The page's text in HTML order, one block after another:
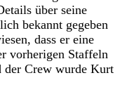
über seine
bekannt gegeben
dass er eine
vorherigen Staffeln
der Crew wurde Kurt